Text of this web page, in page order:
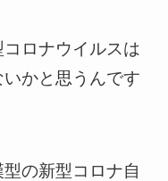
ロナウイルスは
かと思うんです
の新型コロナ自